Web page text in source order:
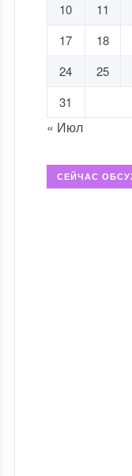
10
11
17
18
24
25
31
« Июл
СЕЙЧАС